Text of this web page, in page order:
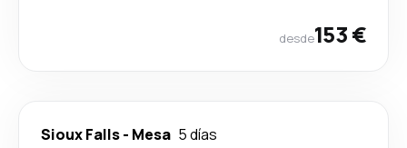
desde153 €
Sioux Falls- Mesa 5 días